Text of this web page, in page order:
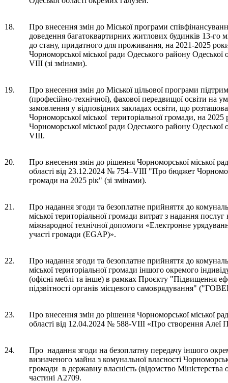
18.
Про внесення змін до Міської програми
доведення багатоквартирних житлових будинків 13-го
до стану, придатного для проживання, на 2021-2025
Чорноморської міської ради Одеського району
VІII (зі змінами).
19.
Про внесення змін до Міської цільової програми
(професійно-технічної), фахової передвищої освіти на
замовлення у відповідних закладах освіти, що
Чорноморської міської територіальної громади, на 2025
Чорноморської міської ради Одеського району
VIII.
20.
Про внесення змін до рішення Чорноморської міської
області від 23.12.2024 № 754–VІII "Про бюджет
громади на 2025 рік" (зі змінами).
21.
Про надання згоди та безоплатне прийняття до
міської територіальної громади витрат з надання
міжнародної технічної допомоги «Електронне
участі громади (EGAP)».
22.
Про надання згоди та безоплатне прийняття до
міської територіальної громади іншого окремого
(офісні меблі та інше) в рамках Проєкту "Підвищення
підзвітності органів місцевого самоврядування"
23.
Про внесення змін до рішення Чорноморської міської
області від 12.04.2024 № 588-VIII «Про створення Алеї
24.
Про надання згоди на безоплатну передачу іншого
визначеного майна з комунальної власності
громади в державну власність (відомство Міністерства
частині А2709.